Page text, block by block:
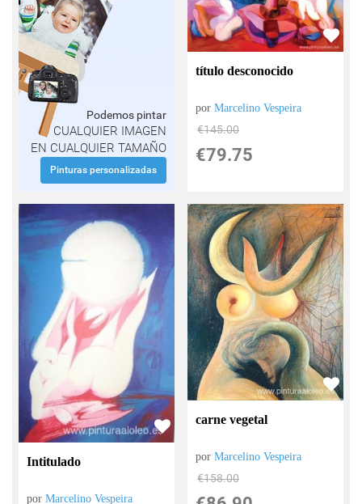
Podemos pintar
CUALQUIER IMAGEN
EN CUALQUIER TAMAÑO
Pinturas personalizadas
título desconocido
porMarcelino Vespeira
€145.00
€79.75
Intitulado
porMarcelino Vespeira
carne vegetal
porMarcelino Vespeira
€158.00